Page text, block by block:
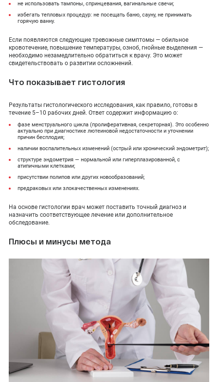
не использовать тампоны, спринцевания, вагинальные свечи;
избегать тепловых процедур: не посещать баню, сауну, не принимать
горячую ванну.
Если появляются следующие тревожные симптомы — обильное
кровотечение, повышение температуры, озноб, гнойные выделения —
необходимо незамедлительно обратиться к врачу. Это может
свидетельствовать о развитии осложнений.
Что показывает гистология
Результаты гистологического исследования, как правило, готовы в
течение 5–10 рабочих дней. Ответ содержит информацию о:
фазе менструального цикла (пролиферативная, секреторная). Это особенно
актуально при диагностике лютеиновой недостаточности и уточнении
причин бесплодия;
наличии воспалительных изменений (острый или хронический эндометрит);
структуре эндометрия — нормальной или гиперплазированной, с
атипичными клетками;
присутствии полипов или других новообразований;
предраковых или злокачественных изменениях.
На основе гистологии врач может поставить точный диагноз и
назначить соответствующее лечение или дополнительное
обследование.
Плюсы и минусы метода